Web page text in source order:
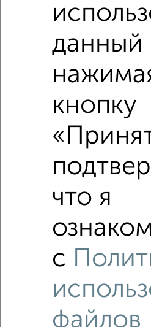
ЖК Архитектор
‹ 1/17
данный
кнопку
что я
с
файлов